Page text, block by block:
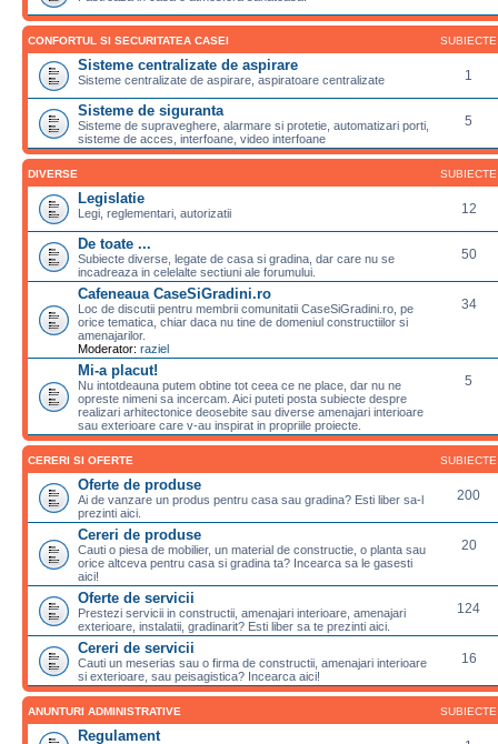
CONFORTUL SI SECURITATEA CASEI SUBIECTE
Sisteme centralizate de aspirare
Sisteme centralizate de aspirare, aspiratoare centralizate 1
Sisteme de siguranta
Sisteme de supraveghere, alarmare si protetie, automatizari porti,
sisteme de acces, interfoane, video interfoane
5
DIVERSE SUBIECTE
Legislatie
Legi, reglementari, autorizatii 12
De toate ...
Subiecte diverse, legate de casa si gradina, dar care nu se
incadreaza in celelalte sectiuni ale forumului.
50
Cafeneaua CaseSiGradini.ro
Loc de discutii pentru membrii comunitatii CaseSiGradini.ro, pe
orice tematica, chiar daca nu tine de domeniul constructiilor si
amenajarilor.
Moderator: raziel
34
Mi-a placut!
Nu intotdeauna putem obtine tot ceea ce ne place, dar nu ne
opreste nimeni sa incercam. Aici puteti posta subiecte despre
realizari arhitectonice deosebite sau diverse amenajari interioare
sau exterioare care v-au inspirat in propriile proiecte.
5
CERERI SI OFERTE SUBIECTE
Oferte de produse
Ai de vanzare un produs pentru casa sau gradina? Esti liber sa-l
prezinti aici.
200
Cereri de produse
Cauti o piesa de mobilier, un material de constructie, o planta sau
orice altceva pentru casa si gradina ta? Incearca sa le gasesti
aici!
20
Oferte de servicii
Prestezi servicii in constructii, amenajari interioare, amenajari
exterioare, instalatii, gradinarit? Esti liber sa te prezinti aici.
124
Cereri de servicii
Cauti un meserias sau o firma de constructii, amenajari interioare
si exterioare, sau peisagistica? Incearca aici!
16
ANUNTURI ADMINISTRATIVE SUBIECTE
Regulament